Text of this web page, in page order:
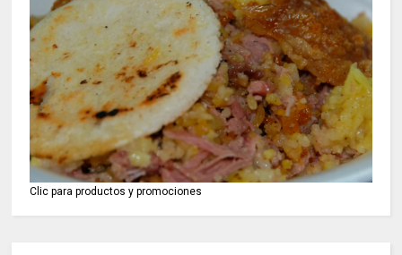
Clic para productos y promociones